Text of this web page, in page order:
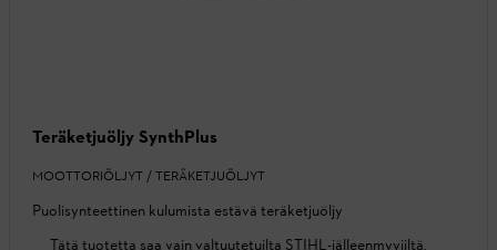
Teräketjuöljy SynthPlus
MOOTTORIÖLJYT / TERÄKETJUÖLJYT
Puolisynteettinen kulumista estävä teräketjuöljy
Tätä tuotetta saa vain valtuutetuilta STIHL-jälleenmyyjiltä.